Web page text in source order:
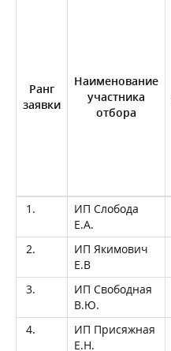
Ранг
заявки
Наименование
участника
отбора
1.
ИП Слобода
Е.А.
2.
ИП Якимович
Е.В
3.
ИП Свободная
В.Ю.
4.
ИП Присяжная
Е.Н.